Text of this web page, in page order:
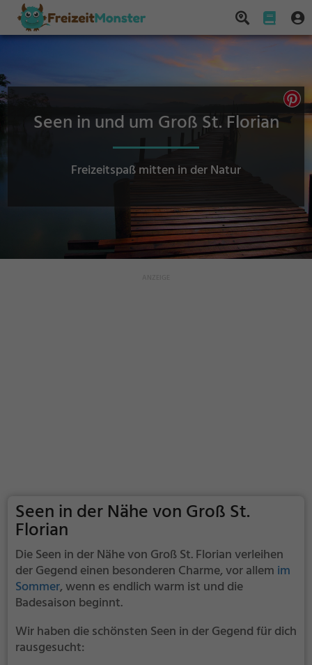
Seen in und um Groß St. Florian
Freizeitspaß mitten in der Natur
Seen in der Nähe von Groß St.
Florian
Die Seen in der Nähe von Groß St. Florian verleihen
der Gegend einen besonderen Charme, vor allem im
Sommer, wenn es endlich warm ist und die
Badesaison beginnt.
Wir haben die schönsten Seen in der Gegend für dich
rausgesucht: